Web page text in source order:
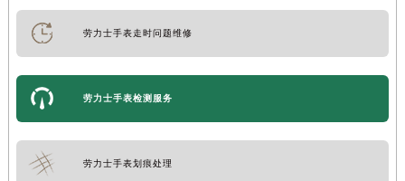
劳力士手表走时问题维修
劳力士手表检测服务
劳力士手表划痕处理